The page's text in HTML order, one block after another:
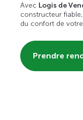
Avec Logis de
constructeur
du confort de
Prendre